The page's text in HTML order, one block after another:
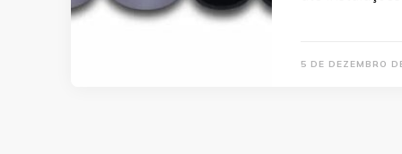
5 DE DEZEMBRO